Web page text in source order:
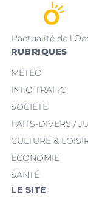
L'actualité de
RUBRIQUES
MÉTÉO
INFO TRAFIC
SOCIÉTÉ
FAITS-DIVERS /
CULTURE &
ECONOMIE
SANTÉ
LE SITE